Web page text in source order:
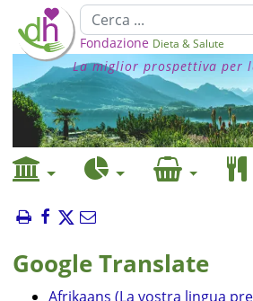
Fondazione Dieta & Salute
La miglior prospettiva per
Google Translate
Afrikaans (La vostra lingua